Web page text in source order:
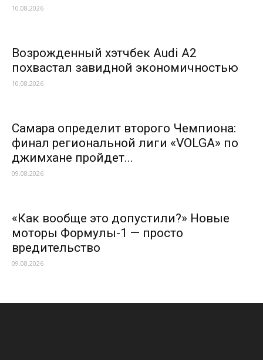
10.08.2026
Возрожденный хэтчбек Audi A2
похвастал завидной экономичностью
10.08.2026
Самара определит второго Чемпиона:
финал региональной лиги «VOLGA» по
джимхане пройдет...
09.08.2026
«Как вообще это допустили?» Новые
моторы Формулы-1 — просто
вредительство
09.08.2026